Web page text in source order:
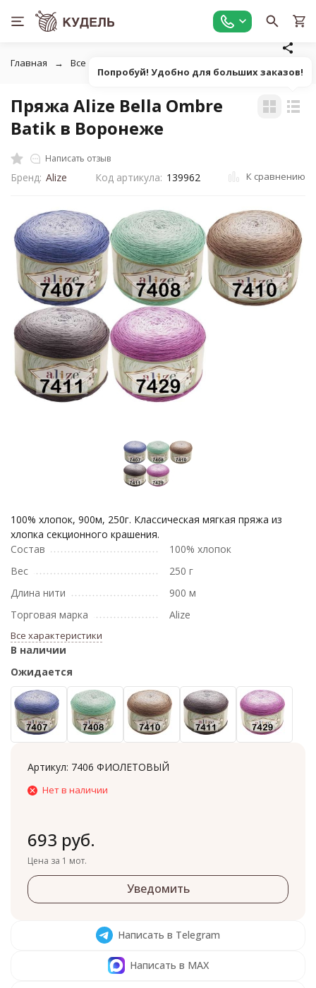
Главная Все для вязания
Пряжа Alize Bella Ombre
Batik в Воронеже
Написать отзыв
Бренд: Alize Код артикула: 139962 К сравнению
100% хлопок, 900м, 250г. Классическая мягкая пряжа из
хлопка секционного крашения.
Состав
100% хлопок
Вес
250 г
Длина нити
900 м
Торговая марка
Alize
Все характеристики
В наличии
Ожидается
Артикул: 7406 ФИОЛЕТОВЫЙ
Нет в наличии
693 руб.
Цена за 1 мот.
Уведомить
Написать в Telegram
Написать в MAX
Попробуй! Удобно для больших заказов!